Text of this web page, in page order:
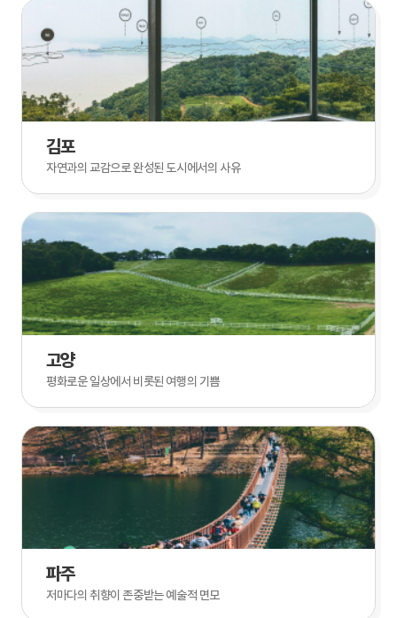
김포
자연과의 교감으로 완성된 도시에서의 사유
고양
평화로운 일상에서 비롯된 여행의 기쁨
파주
저마다의 취향이 존중받는 예술적 면모